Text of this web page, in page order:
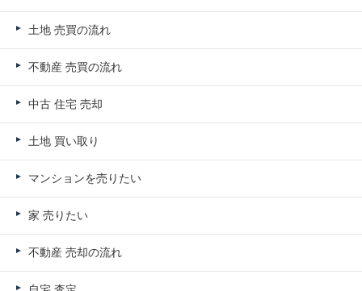
土地 売買の流れ
不動産 売買の流れ
中古 住宅 売却
土地 買い取り
マンションを売りたい
家 売りたい
不動産 売却の流れ